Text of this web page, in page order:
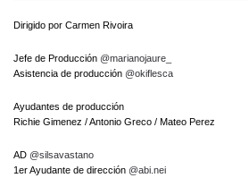
Dirigido por Carmen Rivoira
Jefe de Producción @marianojaure_
Asistencia de producción @okiflesca
Ayudantes de producción
Richie Gimenez / Antonio Greco / Mateo Perez
AD @silsavastano
1er Ayudante de dirección @abi.nei